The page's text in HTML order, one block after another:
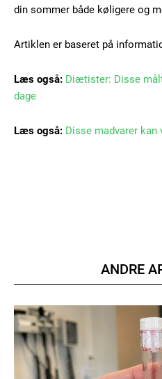
Member full
Ut mollis pellentesque
Orci varius natoque dolor
YEARLY PRICING
din sommer både køligere og
Artiklen er baseret på
Læs også: Diætister: Disse
dage
Læs også: Disse madvarer
ANDRE